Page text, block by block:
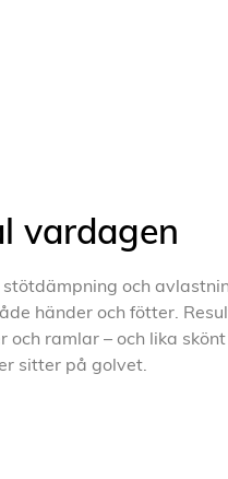
vardagen
och
händer och fötter.
ramlar – och lika
sitter på golvet.